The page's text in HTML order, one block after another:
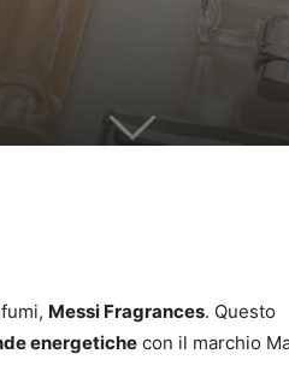
Messi Fragrances. Questo
energetiche con il marchio